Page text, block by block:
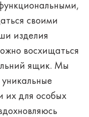
своими
изделия
восхищаться
ящик. Мы
их для особых